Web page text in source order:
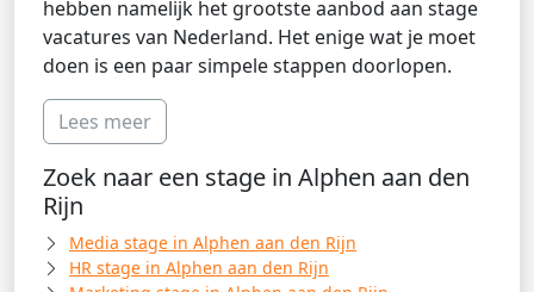
hebben namelijk het grootste aanbod aan stage
vacatures van Nederland. Het enige wat je moet
doen is een paar simpele stappen doorlopen.
Lees meer
Zoek naar een stage in Alphen aan den
Rijn
Media stage in Alphen aan den Rijn
HR stage in Alphen aan den Rijn